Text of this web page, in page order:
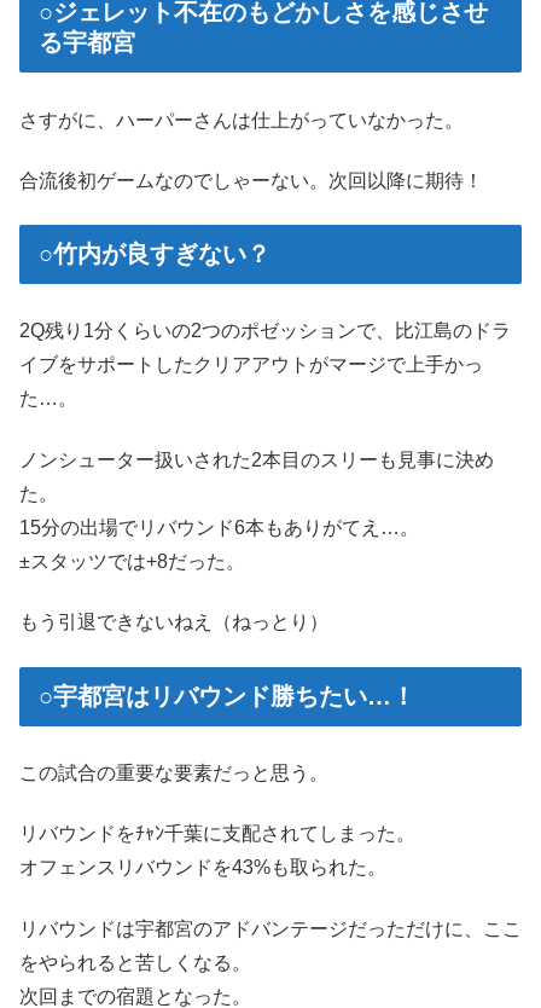
○ジェレット不在のもどかしさを感じさせ
る宇都宮
さすがに、ハーパーさんは仕上がっていなかった。
合流後初ゲームなのでしゃーない。次回以降に期待！
○竹内が良すぎない？
2Q残り1分くらいの2つのポゼッションで、比江島のドラ
イブをサポートしたクリアアウトがマージで上手かっ
た…。
ノンシューター扱いされた2本目のスリーも見事に決め
た。
15分の出場でリバウンド6本もありがてえ…。
±スタッツでは+8だった。
もう引退できないねえ（ねっとり）
○宇都宮はリバウンド勝ちたい…！
この試合の重要な要素だっと思う。
リバウンドをﾁｬﾝ千葉に支配されてしまった。
オフェンスリバウンドを43%も取られた。
リバウンドは宇都宮のアドバンテージだっただけに、ここ
をやられると苦しくなる。
次回までの宿題となった。